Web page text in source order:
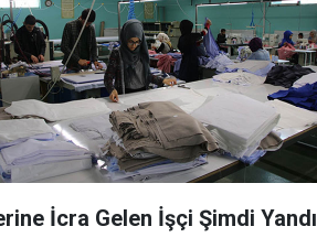
İcra Gelen İşçi Şimdi Yandı